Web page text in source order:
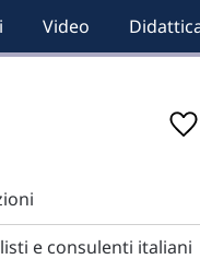
Video
e consulenti italiani